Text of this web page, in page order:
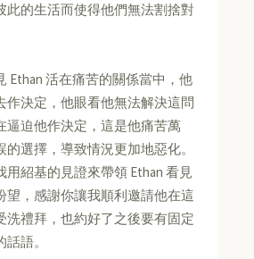
此的生活而使得他們無法割捨對
Ethan 活在痛苦的關係當中，他
作決定，他眼看他無法解決這問
逼迫他作決定，這是他痛苦萬
選擇，導致情況更加地惡化。
用紹基的見證來帶領 Ethan 看見
望，感謝你讓我順利邀請他在這
洗禮拜，也約好了之後要有固定
語。